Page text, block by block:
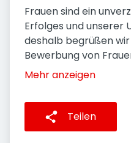
Frauen sind ein
Erfolges und unserer
deshalb begrüßen
Bewerbung von
Mehr anzeigen
Teilen